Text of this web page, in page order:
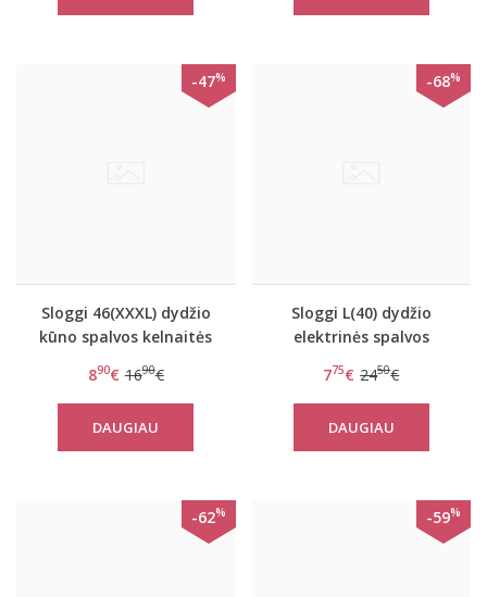
-47%
Sloggi 46(XXXL) dydžio
kūno spalvos kelnaitės
890€ 1690€
DAUGIAU
-68%
Sloggi L(40) dydžio
elektrinės spalvos
Seamiess Shorty C2P
775€ 2450€
DAUGIAU
-62% -59%